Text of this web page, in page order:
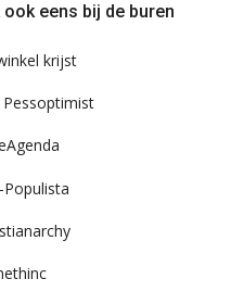
ook eens bij de buren
krijst
Pessoptimist
Populista